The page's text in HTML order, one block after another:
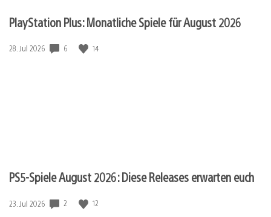
PlayStation Plus: Monatliche Spiele für August 2026
Veröffentlichungsdatum:
28. Jul 2026 6 14
PS5-Spiele August 2026: Diese Releases erwarten euch
Veröffentlichungsdatum:
23. Jul 2026 2 12